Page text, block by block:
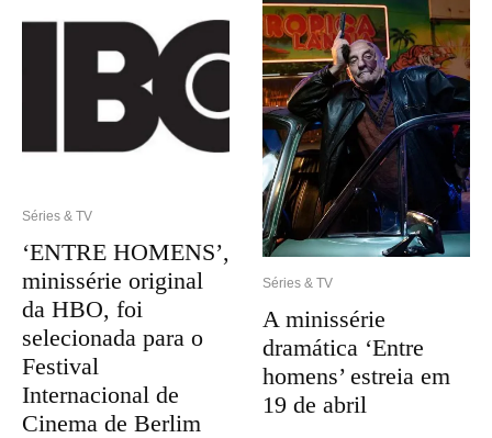
Séries & TV
‘ENTRE HOMENS’,
minissérie original
da HBO, foi
selecionada para o
Festival
Internacional de
Cinema de Berlim
Séries & TV
A minissérie
dramática ‘Entre
homens’ estreia em
19 de abril